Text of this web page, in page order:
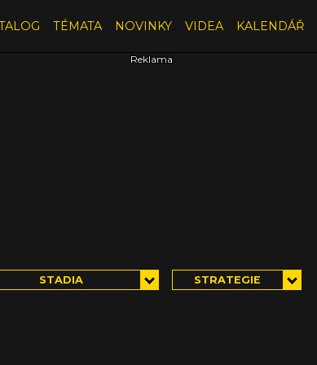
TÉMATA NOVINKY VIDEA KALENDÁŘ
STADIA STRATEGIE